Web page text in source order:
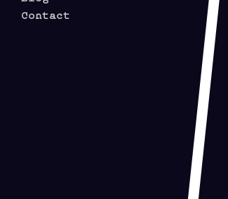
Contact